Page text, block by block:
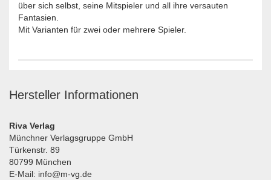
über sich selbst, seine Mitspieler und all ihre versauten
Fantasien.
Mit Varianten für zwei oder mehrere Spieler.
Hersteller Informationen
Riva Verlag
Münchner Verlagsgruppe GmbH
Türkenstr. 89
80799 München
E-Mail: info@m-vg.de